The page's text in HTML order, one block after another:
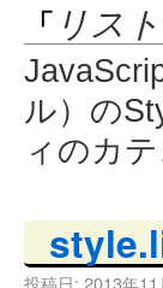
「 リスト
ル）の
ィのカ
投稿日: 2013年11